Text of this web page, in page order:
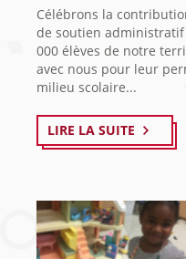
Célébrons la
de soutien
000 élèves de notre
avec nous pour leur
milieu scolaire...
LIRE LA SUITE